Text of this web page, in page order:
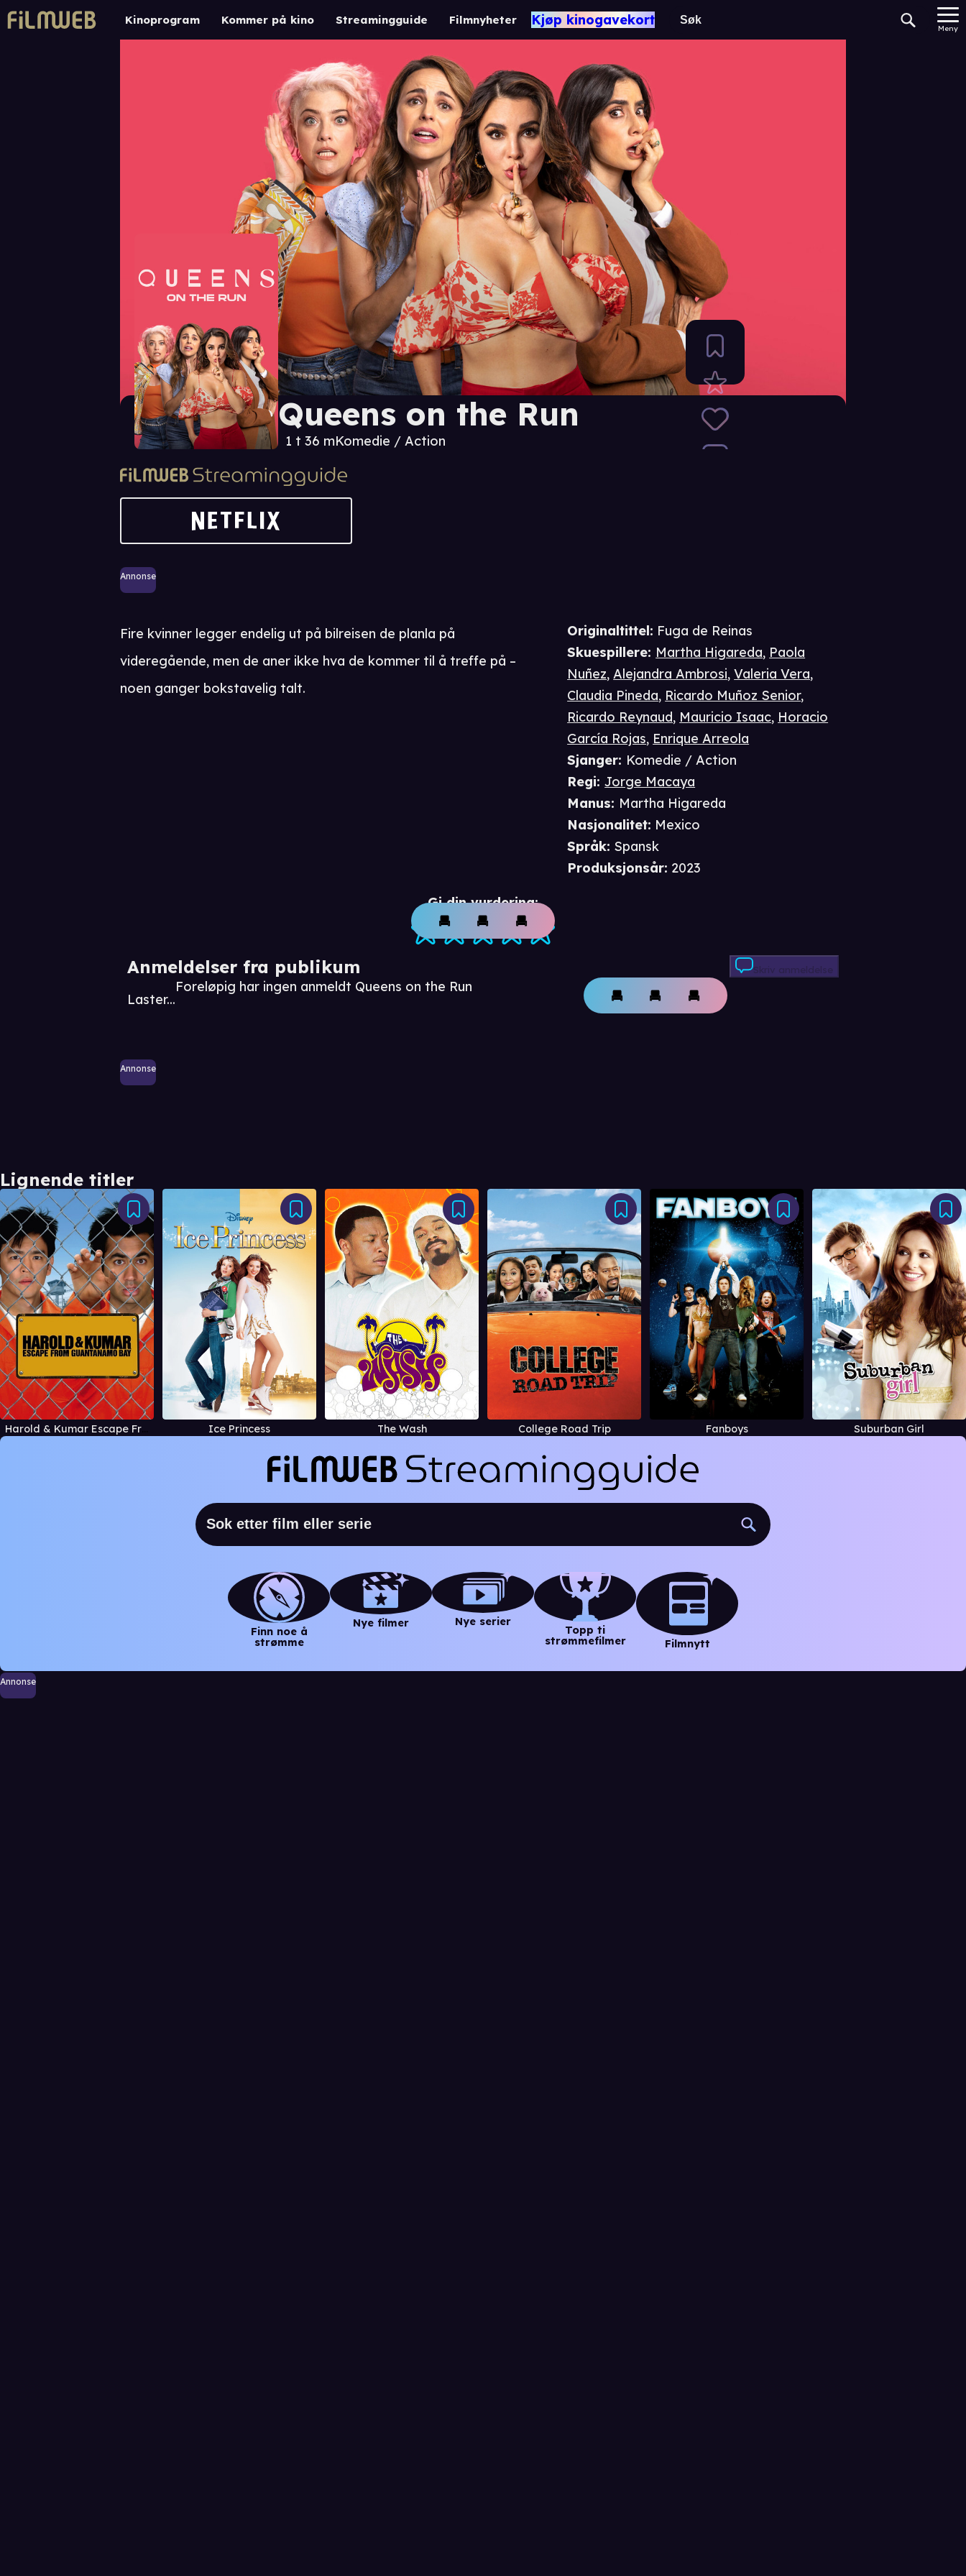
Kinoprogram Kommer på kino Streamingguide Filmnyheter Kjøp kinogavekort
Meny
Queens on the Run
1 t 36 mKomedie / Action
Annonse
Gi din vurdering:
Anmeldelser fra publikum
Laster...
Foreløpig har ingen anmeldt Queens on the Run
Skriv anmeldelse
Annonse
Originaltittel: Fuga de Reinas
Skuespillere: Martha Higareda, Paola
Nuñez,Alejandra Ambrosi,Valeria Vera,
Claudia Pineda, Ricardo Muñoz Senior,
Ricardo Reynaud, Mauricio Isaac, Horacio
García Rojas, Enrique Arreola
Sjanger: Komedie / Action
Regi:Jorge Macaya
Manus: Martha Higareda
Nasjonalitet: Mexico
Språk: Spansk
Produksjonsår: 2023
Fire kvinner legger endelig ut på bilreisen de planla på
videregående, men de aner ikke hva de kommer til å treffe på –
noen ganger bokstavelig talt.
Lignende titler
Harold & Kumar Escape From Guantanamo Bay Ice Princess The Wash College Road Trip Fanboys Suburban Girl
Finn noe å
strømme
Nye filmer Nye serier
Topp ti
strømmefilmer
Filmnytt
Annonse